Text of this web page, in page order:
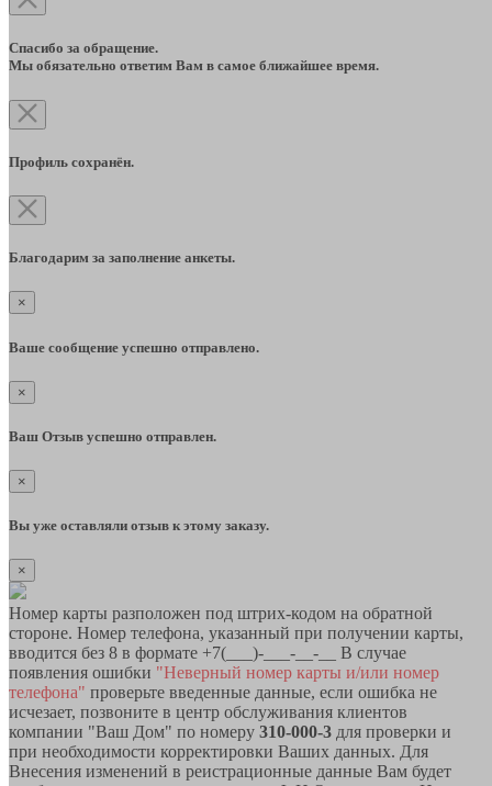
Спасибо за обращение.
Мы обязательно ответим Вам в самое ближайшее время.
Профиль сохранён.
Благодарим за заполнение анкеты.
×
Ваше сообщение успешно отправлено.
×
Ваш Отзыв успешно отправлен.
×
Вы уже оставляли отзыв к этому заказу.
×
Номер карты разположен под штрих-кодом на обратной
стороне. Номер телефона, указанный при получении карты,
вводится без 8 в формате +7(___)-___-__-__ В случае
появления ошибки "Неверный номер карты и/или номер
телефона" проверьте введенные данные, если ошибка не
исчезает, позвоните в центр обслуживания клиентов
компании "Ваш Дом" по номеру 310-000-3 для проверки и
при необходимости корректировки Ваших данных. Для
Внесения изменений в реистрационные данные Вам будет